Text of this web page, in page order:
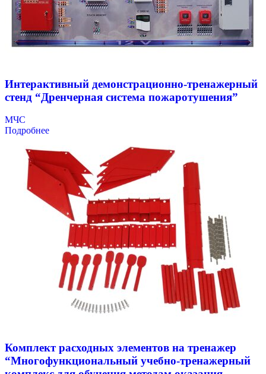
Интерактивный демонстрационно-тренажерный
стенд “Дренчерная система пожаротушения”
МЧС
Подробнее
Комплект расходных элементов на тренажер
“Многофункциональный учебно-тренажерный